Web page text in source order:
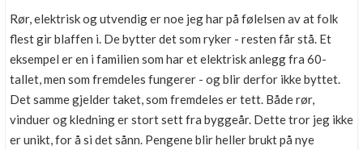
Rør, elektrisk og utvendig er noe jeg har på følelsen av at folk
flest gir blaffen i. De bytter det som ryker - resten får stå. Et
eksempel er en i familien som har et elektrisk anlegg fra 60-
tallet, men som fremdeles fungerer - og blir derfor ikke byttet.
Det samme gjelder taket, som fremdeles er tett. Både rør,
vinduer og kledning er stort sett fra byggeår. Dette tror jeg ikke
er unikt, for å si det sånn. Pengene blir heller brukt på nye